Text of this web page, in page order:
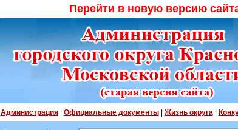
Перейти в новую версию
Администрация| Официальные документы| Жизнь округа|